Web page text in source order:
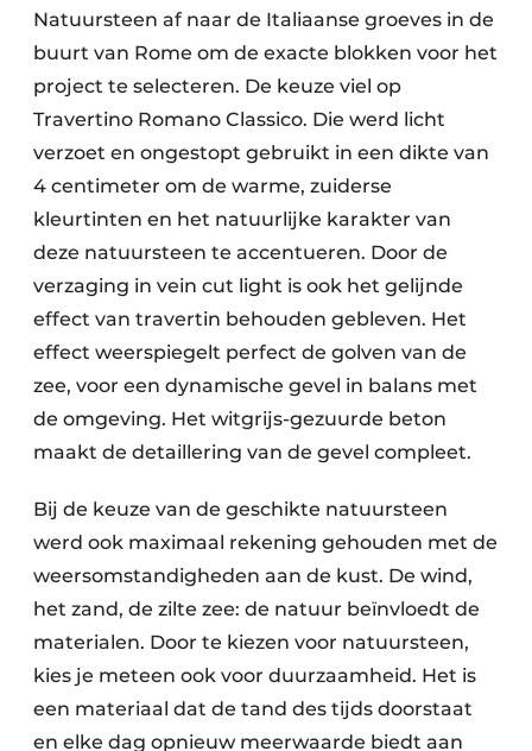
Natuursteen af naar de Italiaanse groeves in de
buurt van Rome om de exacte blokken voor het
project te selecteren. De keuze viel op
Travertino Romano Classico. Die werd licht
verzoet en ongestopt gebruikt in een dikte van
4 centimeter om de warme, zuiderse
kleurtinten en het natuurlijke karakter van
deze natuursteen te accentueren. Door de
verzaging in vein cut light is ook het gelijnde
effect van travertin behouden gebleven. Het
effect weerspiegelt perfect de golven van de
zee, voor een dynamische gevel in balans met
de omgeving. Het witgrijs-gezuurde beton
maakt de detaillering van de gevel compleet.
Bij de keuze van de geschikte natuursteen
werd ook maximaal rekening gehouden met de
weersomstandigheden aan de kust. De wind,
het zand, de zilte zee: de natuur beïnvloedt de
materialen. Door te kiezen voor natuursteen,
kies je meteen ook voor duurzaamheid. Het is
een materiaal dat de tand des tijds doorstaat
en elke dag opnieuw meerwaarde biedt aan